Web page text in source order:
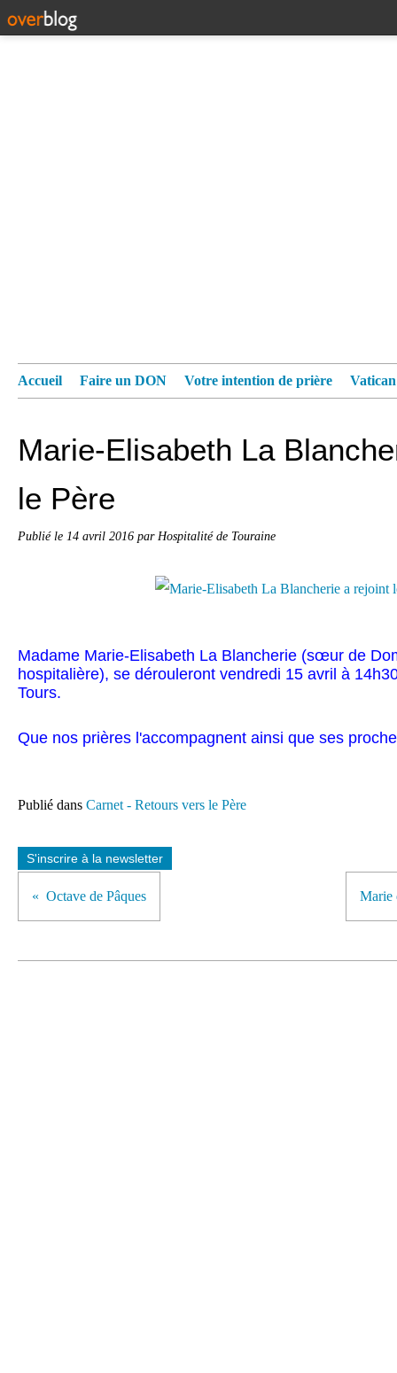
Accueil Faire un DON Votre intention de prière
Marie-Elisabeth La
le Père
Publié le 14 avril 2016 par Hospitalité de Touraine
Madame Marie-Elisabeth La Blancherie (sœur de
hospitalière), se dérouleront vendredi 15 avril à
Tours.
Que nos prières l'accompagnent ainsi que ses
Publié dans Carnet - Retours vers le Père
S'inscrire à la newsletter
Octave de Pâques Marie